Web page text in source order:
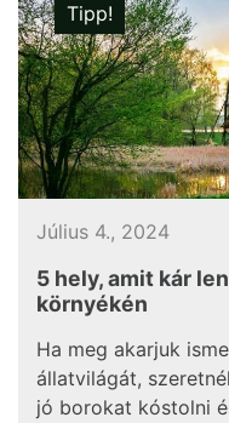
Tipp!
Július 4., 2024
5 hely, amit kár
környékén
Ha meg akarjuk
állatvilágát,
jó borokat kóstolni